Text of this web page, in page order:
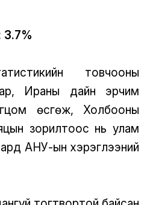
3.7%
товчооны
Ираны дайн эрчим
өсгөж, Холбооны
зорилтоос нь улам
АНУ-ын хэрэглээний